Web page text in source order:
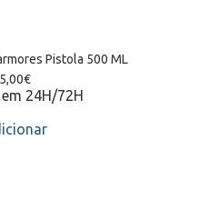
Pistola 500 ML
5,00€
24H/72H